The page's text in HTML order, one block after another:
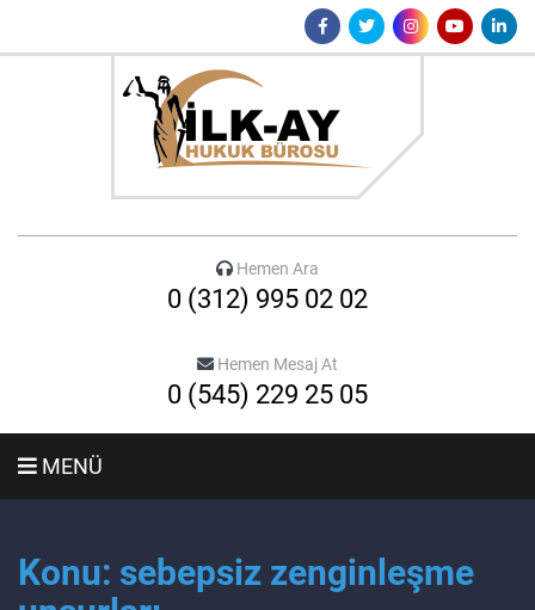
Hemen Ara
0 (312) 995 02 02
Hemen Mesaj At
0 (545) 229 25 05
MENÜ
Konu: sebepsiz zenginleşme